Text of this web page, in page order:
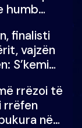
humb
finalisti
vajzën
S’kemi
rrëzoi të
rrëfen
në